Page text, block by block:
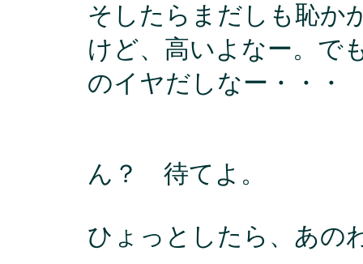
そしたらまだしも恥か
けど、高いよなー。で
のイヤだしなー・・・
ん？ 待てよ。
ひょっとしたら、あの